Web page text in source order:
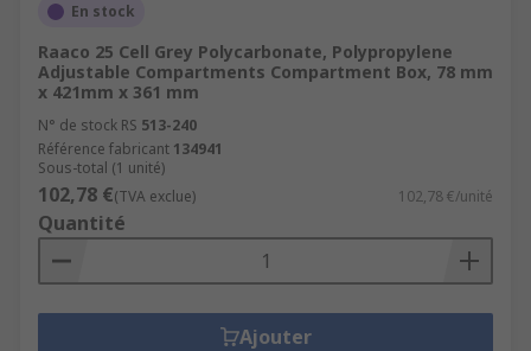
En stock
Raaco 25 Cell Grey Polycarbonate, Polypropylene
Adjustable Compartments Compartment Box, 78 mm
x 421mm x 361 mm
N° de stock RS 513-240
Référence fabricant 134941
Sous-total (1 unité)
102,78 €(TVA exclue) 102,78 €/unité
Quantité
Ajouter